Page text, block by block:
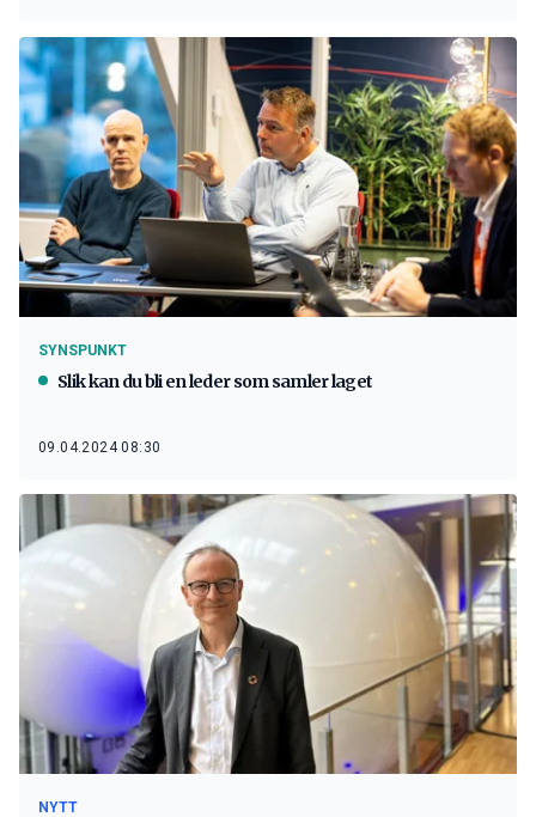
SYNSPUNKT
Slik kan du bli en leder som samler laget
09.04.2024 08:30
NYTT